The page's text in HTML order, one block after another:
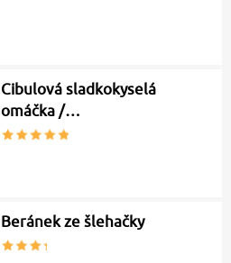
Cibulová sladkokyselá
omáčka /…
Beránek ze šlehačky